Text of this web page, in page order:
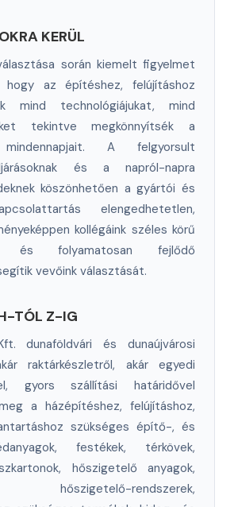
KERÜL
során kiemelt figyelmet
hogy az építéshez, felújításhoz
mind technológiájukat, mind
tekintve megkönnyítsék a
mindennapjait. A felgyorsult
és a napról-napra
köszönhetően a gyártói és
elengedhetetlen,
kollégáink széles körű
és folyamatosan fejlődő
vevőink választását.
TÓL Z-IG
dunaföldvári és dunaújvárosi
raktárkészletről, akár egyedi
gyors szállítási határidővel
a házépítéshez, felújításhoz,
szükséges építő-, és
festékek, térkövek,
hőszigetelő anyagok,
hőszigetelő-rendszerek,